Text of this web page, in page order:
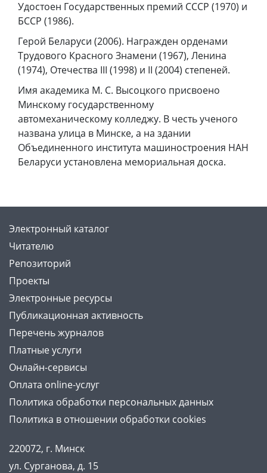
Удостоен Государственных премий СССР (1970) и
БССР (1986).
Герой Беларуси (2006). Награжден орденами
Трудового Красного Знамени (1967), Ленина
(1974), Отечества III (1998) и II (2004) степеней.
Имя академика М. С. Высоцкого присвоено
Минскому государственному
автомеханическому колледжу. В честь ученого
названа улица в Минске, а на здании
Объединенного института машиностроения НАН
Беларуси установлена мемориальная доска.
Электронный каталог
Читателю
Репозиторий
Проекты
Электронные ресурсы
Публикационная активность
Перечень журналов
Платные услуги
Онлайн-сервисы
Оплата online-услуг
Политика обработки персональных данных
Политика в отношении обработки cookies
220072, г. Минск
ул. Сурганова, д. 15